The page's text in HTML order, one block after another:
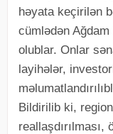
həyata keçirilən
cümlədən Ağdam
olublar. Onlar
layihələr,
Bildirilib ki,